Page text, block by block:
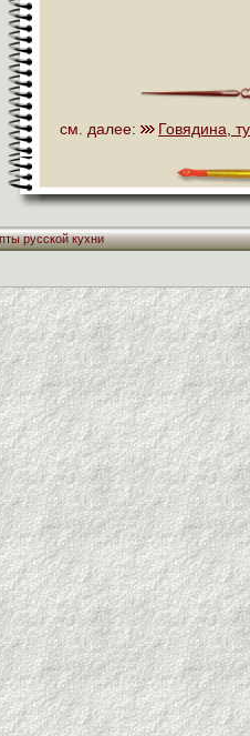
см. далее: Говядина,
русской кухни